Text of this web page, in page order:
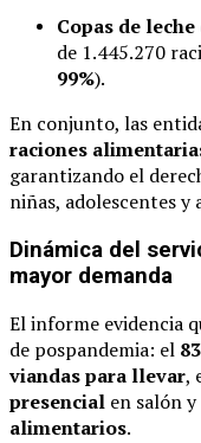
Copas de
de 1.445.270
99%).
En conjunto, las
raciones
garantizando el
niñas, adolescentes y
Dinámica del
mayor demanda
El informe evidencia
de pospandemia: el
viandas para llevar,
presencial en salón
alimentarios.